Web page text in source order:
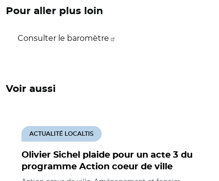
Pour aller plus loin
Consulter le baromètre
Voir aussi
Olivier Sichel plaide pour un acte 3 du
programme Action coeur de ville
ACTUALITÉ LOCALTIS